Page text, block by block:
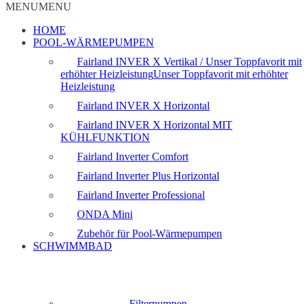
MENUMENU
HOME
POOL-WÄRMEPUMPEN
Fairland INVER X Vertikal / Unser Toppfavorit mit
erhöhter HeizleistungUnser Toppfavorit mit erhöhter
Heizleistung
Fairland INVER X Horizontal
Fairland INVER X Horizontal MIT
KÜHLFUNKTION
Fairland Inverter Comfort
Fairland Inverter Plus Horizontal
Fairland Inverter Professional
ONDA Mini
Zubehör für Pool-Wärmepumpen
SCHWIMMBAD